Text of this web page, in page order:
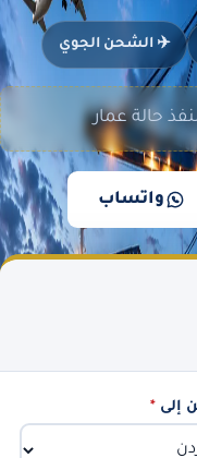
✈️ الشحن الجوي
حالة عمار
واتساب
إلى*